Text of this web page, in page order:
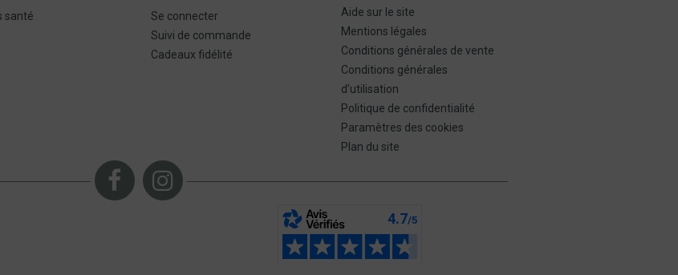
santé
Se connecter
Suivi de commande
Cadeaux fidélité
Aide sur le site
Mentions légales
Conditions générales de vente
Conditions générales
d’utilisation
Politique de confidentialité
Paramètres des cookies
Plan du site